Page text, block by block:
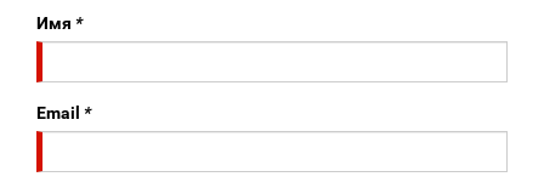
Имя *
Email *